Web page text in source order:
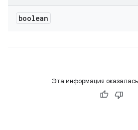
boolean
Эта информация